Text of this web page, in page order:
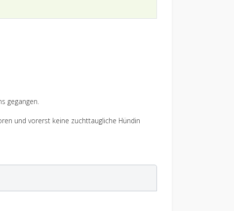
gegangen.
und vorerst keine zuchttaugliche Hündin